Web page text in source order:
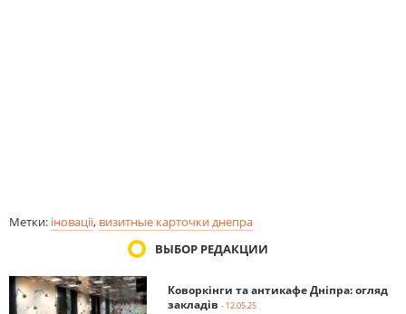
Метки: іновації, визитные карточки днепра
ВЫБОР РЕДАКЦИИ
Коворкінги та антикафе Дніпра: огляд
закладів - 12.05.25